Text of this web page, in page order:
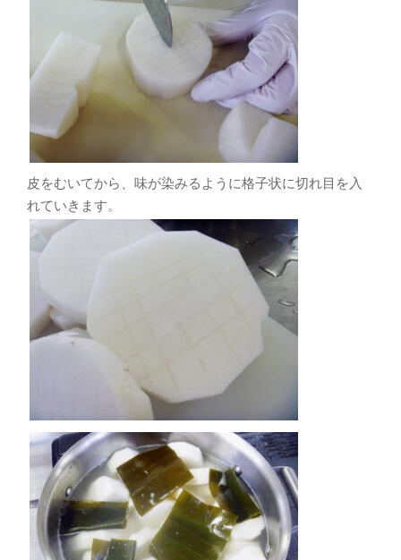
皮をむいてから、味が染みるように格子状に切れ目を入
れていきます。